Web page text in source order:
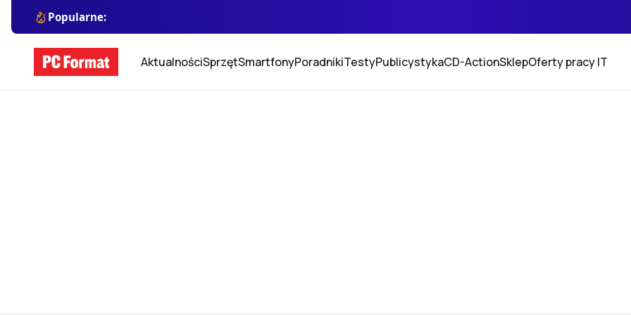
Popularne:
AktualnościSprzętSmartfonyPoradnikiTestyPublicystykaCD-ActionSklepOferty pracy IT